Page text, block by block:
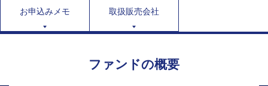
お申込みメモ 取扱販売会社
ファンドの概要